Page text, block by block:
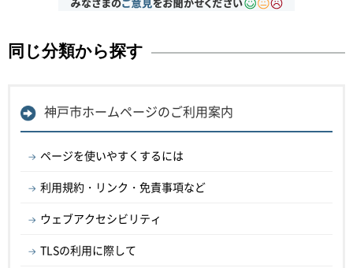
同じ分類から探す
神戸市ホームページのご利用案内
ページを使いやすくするには
利用規約・リンク・免責事項など
ウェブアクセシビリティ
TLSの利用に際して